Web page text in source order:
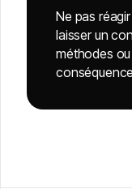
Ne pas
laisser un
méthodes